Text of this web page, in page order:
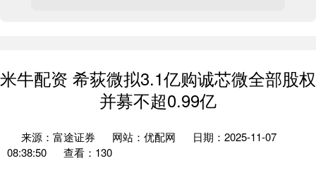
米牛配资 希荻微拟3.1亿购诚芯微全部股权
并募不超0.99亿
来源：富途证券 网站：优配网
日期：2025-11-07
08:38:50
查看：130